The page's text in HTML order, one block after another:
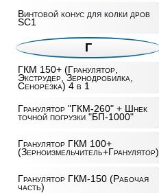
Винтовой конус для колки дров
SC1
Г
ГКМ 150+ (Гранулятор,
Экструдер, Зернодробилка,
Сенорезка) 4 в 1
Гранулятор "ГКМ-260" + Шнек
точной погрузки "БП-1000"
Гранулятор ГКМ 100+
(Зерноизмельчитель+Гранулятор)
Гранулятор ГКМ-150 (Рабочая
часть)